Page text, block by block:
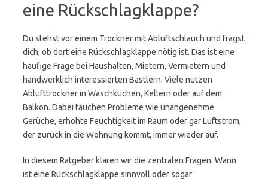
eine Rückschlagklappe?
Du stehst vor einem Trockner mit Abluftschlauch und fragst
dich, ob dort eine Rückschlagklappe nötig ist. Das ist eine
häufige Frage bei Haushalten, Mietern, Vermietern und
handwerklich interessierten Bastlern. Viele nutzen
Ablufttrockner in Waschküchen, Kellern oder auf dem
Balkon. Dabei tauchen Probleme wie unangenehme
Gerüche, erhöhte Feuchtigkeit im Raum oder gar Luftstrom,
der zurück in die Wohnung kommt, immer wieder auf.
In diesem Ratgeber klären wir die zentralen Fragen. Wann
ist eine Rückschlagklappe sinnvoll oder sogar